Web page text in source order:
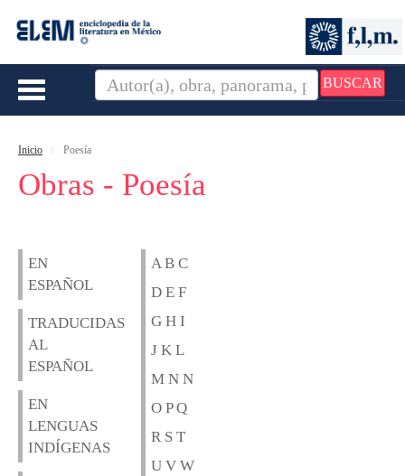
BUSCAR
Toggle
Inicio Poesía
Obras - Poesía
EN
ESPAÑOL
TRADUCIDAS
AL
ESPAÑOL
EN
LENGUAS
INDÍGENAS
A B C
D E F
G H I
J K L
M N N
O P Q
R S T
U V W